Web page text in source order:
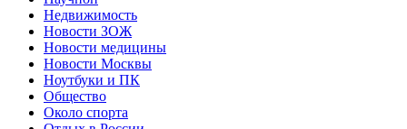
Недвижимость
Новости ЗОЖ
Новости медицины
Новости Москвы
Ноутбуки и ПК
Общество
Около спорта